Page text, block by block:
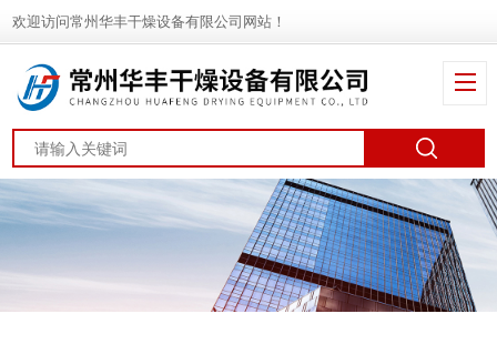
欢迎访问常州华丰干燥设备有限公司网站！